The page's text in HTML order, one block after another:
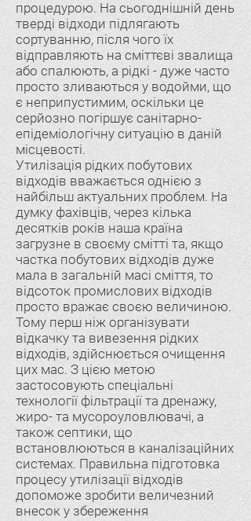
процедурою. На сьогоднішній день
тверді відходи підлягають
сортуванню, після чого їх
відправляють на сміттєві звалища
або спалюють, а рідкі - дуже часто
просто зливаються у водойми, що
є неприпустимим, оскільки це
серйозно погіршує санітарно-
епідеміологічну ситуацію в даній
місцевості.
Утилізація рідких побутових
відходів вважається однією з
найбільш актуальних проблем. На
думку фахівців, через кілька
десятків років наша країна
загрузне в своєму смітті та, якщо
частка побутових відходів дуже
мала в загальній масі сміття, то
відсоток промислових відходів
просто вражає своєю величиною.
Тому перш ніж організувати
відкачку та вивезення рідких
відходів, здійснюється очищення
цих мас. З цією метою
застосовують спеціальні
технології фільтрації та дренажу,
жиро- та мусороуловлювачі, а
також септики, що
встановлюються в каналізаційних
системах. Правильна підготовка
процесу утилізації відходів
допоможе зробити величезний
внесок у збереження